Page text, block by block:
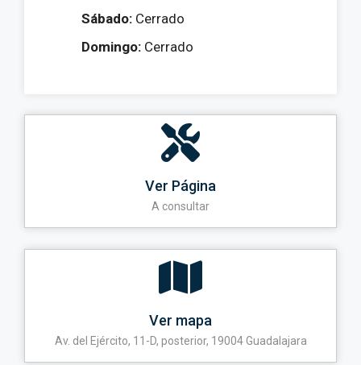
Sábado: Cerrado
Domingo: Cerrado
Ver Página
A consultar
Ver mapa
Av. del Ejército, 11-D, posterior, 19004 Guadalajara